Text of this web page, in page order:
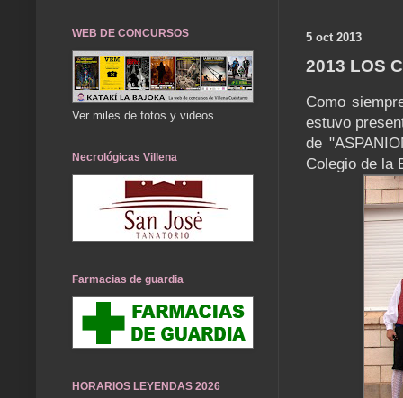
5 oct 2013
2013 LOS
Como
estuvo
de
Colegio de la
WEB DE CONCURSOS
Ver miles de fotos y videos...
Necrológicas Villena
Farmacias de guardia
HORARIOS LEYENDAS 2026